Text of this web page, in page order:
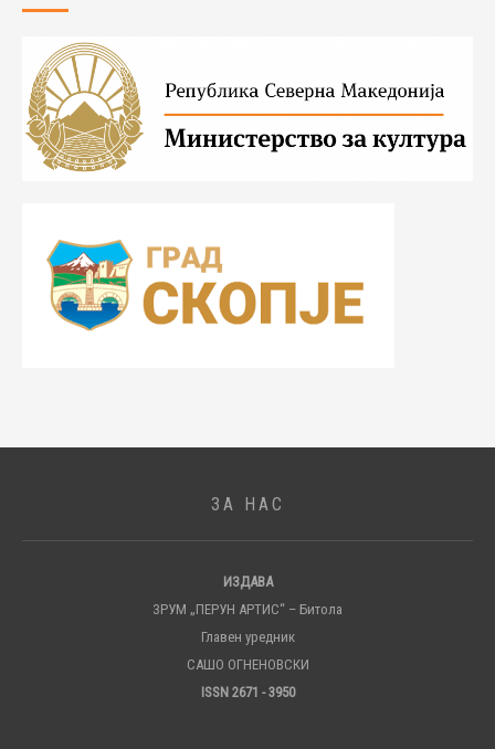
ЗА НАС
ИЗДАВА
ЗРУМ „ПЕРУН АРТИС“ – Битола
Главен уредник
САШО ОГНЕНОВСКИ
ISSN 2671 - 3950